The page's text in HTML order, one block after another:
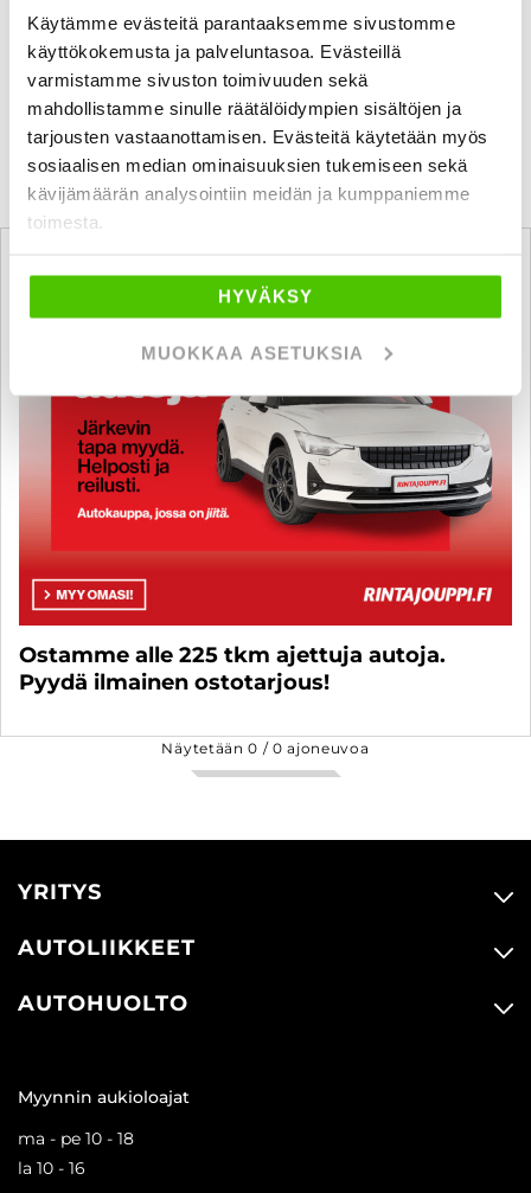
Käytämme evästeitä parantaaksemme sivustomme
käyttökokemusta ja palveluntasoa. Evästeillä
varmistamme sivuston toimivuuden sekä
mahdollistamme sinulle räätälöidympien sisältöjen ja
tarjousten vastaanottamisen. Evästeitä käytetään myös
sosiaalisen median ominaisuuksien tukemiseen sekä
kävijämäärän analysointiin meidän ja kumppaniemme
toimesta.
HYVÄKSY
MUOKKAA ASETUKSIA
Ei huolta, tässä valikoimassamme olevat lähimmät
vastaavat ajoneuvot.
KATSO VASTAAVANLAISET AUTOT
Ostamme alle 225 tkm ajettuja autoja.
Pyydä ilmainen ostotarjous!
Näytetään0 /0 ajoneuvoa
YRITYS
AUTOLIIKKEET
AUTOHUOLTO
Myynnin aukioloajat
ma - pe 10 - 18
la 10 - 16